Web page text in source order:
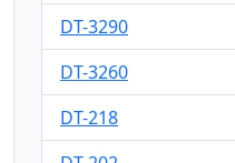
DT-3290
DT-3260
DT-218